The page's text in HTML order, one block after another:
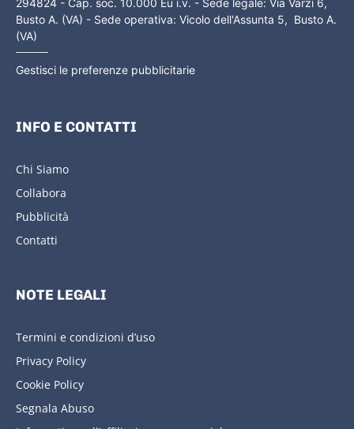
294824 - Cap. soc. 10.000 Eu i.v. - Sede legale: Via Varzi 6,
Busto A. (VA) - Sede operativa: Vicolo dell'Assunta 5, Busto A.
(VA)
Gestisci le preferenze pubblicitarie
INFO E CONTATTI
Chi Siamo
Collabora
Pubblicità
Contatti
NOTE LEGALI
Termini e condizioni d’uso
Privacy Policy
Cookie Policy
Segnala Abuso